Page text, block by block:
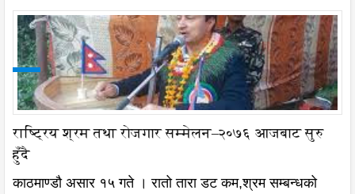
राष्ट्रिय श्रम तथा रोजगार सम्मेलन–२०७६ आजबाट सुरु
हुँदै
काठमाण्डौ असार १५ गते । रातो तारा डट कम,श्रम सम्बन्धको